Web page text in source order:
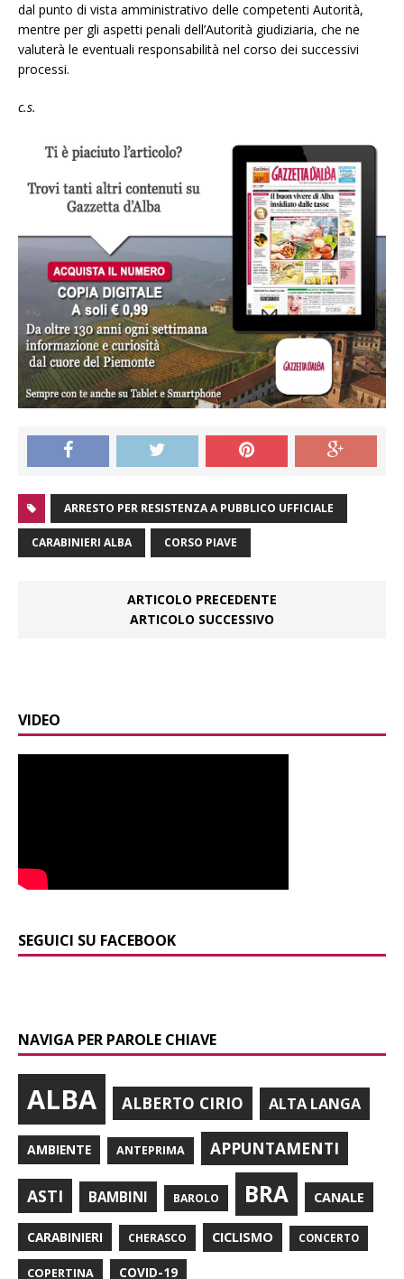
dal punto di vista amministrativo delle competenti Autorità,
mentre per gli aspetti penali dell’Autorità giudiziaria, che ne
valuterà le eventuali responsabilità nel corso dei successivi
processi.
c.s.
ARRESTO PER RESISTENZA A PUBBLICO UFFICIALE
CARABINIERI ALBA CORSO PIAVE
ARTICOLO PRECEDENTE
ARTICOLO SUCCESSIVO
VIDEO
SEGUICI SU FACEBOOK
NAVIGA PER PAROLE CHIAVE
ALBA ALBERTO CIRIO ALTA LANGA
AMBIENTE ANTEPRIMA APPUNTAMENTI
ASTI BAMBINI BAROLO BRA CANALE
CARABINIERI CHERASCO CICLISMO CONCERTO
COPERTINA COVID-19